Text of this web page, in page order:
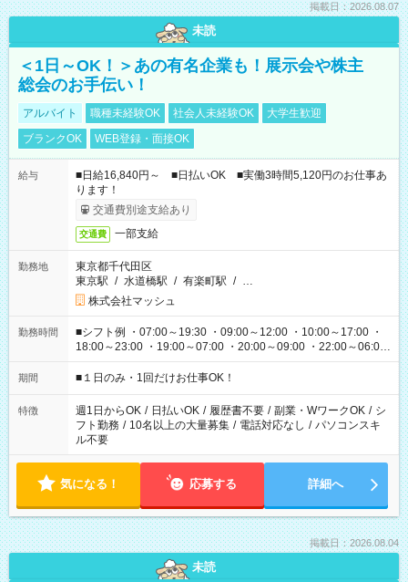
掲載日：2026.08.07
未読
＜1日～OK！＞あの有名企業も！展示会や株主
総会のお手伝い！
アルバイト 職種未経験OK 社会人未経験OK
大学生歓迎
ブランクOK
WEB登録・面接OK
給与
■日給16,840円～ ■日払いOK ■実働3時間5,120円のお仕事あ
ります！
交通費別途支給あり
交通費 一部支給
勤務地
東京都千代田区
東京駅 / 水道橋駅 / 有楽町駅 / …
株式会社マッシュ
勤務時間
■シフト例 ・07:00～19:30 ・09:00～12:00 ・10:00～17:00 ・
18:00～23:00 ・19:00～07:00 ・20:00～09:00 ・22:00～06:00
etc ★最短で3時間で5,120円のお仕事から 15時間で2万円近く稼
げるお仕事も！ ご希望のお時間に合わせてご紹介！ ※シフトは
ください！
期間 ■１日のみ・1回だけお仕事OK！
特徴 週1日からOK / 日払いOK / 履歴書不要 / 副業・WワークOK / シ
フト勤務 / 10名以上の大量募集 / 電話対応なし / パソコンスキ
ル不要
気になる！ 応募する 詳細へ
掲載日：2026.08.04
未読